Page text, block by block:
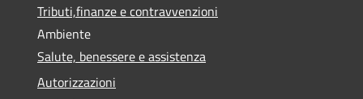
Tributi,finanze e contravvenzioni
Ambiente
Salute, benessere e assistenza
Autorizzazioni